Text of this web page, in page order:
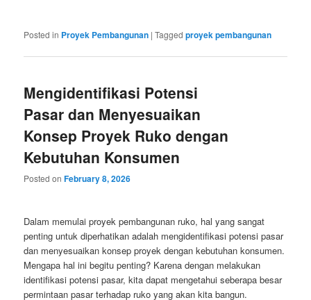
Posted in Proyek Pembangunan |Tagged proyek pembangunan
Mengidentifikasi Potensi
Pasar dan Menyesuaikan
Konsep Proyek Ruko dengan
Kebutuhan Konsumen
Posted onFebruary 8, 2026
Dalam memulai proyek pembangunan ruko, hal yang sangat
penting untuk diperhatikan adalah mengidentifikasi potensi pasar
dan menyesuaikan konsep proyek dengan kebutuhan konsumen.
Mengapa hal ini begitu penting? Karena dengan melakukan
identifikasi potensi pasar, kita dapat mengetahui seberapa besar
permintaan pasar terhadap ruko yang akan kita bangun.